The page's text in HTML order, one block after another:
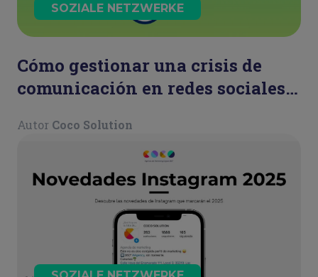
SOZIALE NETZWERKE
Cómo gestionar una crisis de
comunicación en redes sociales:
actuar con estrategia
Autor Coco Solution